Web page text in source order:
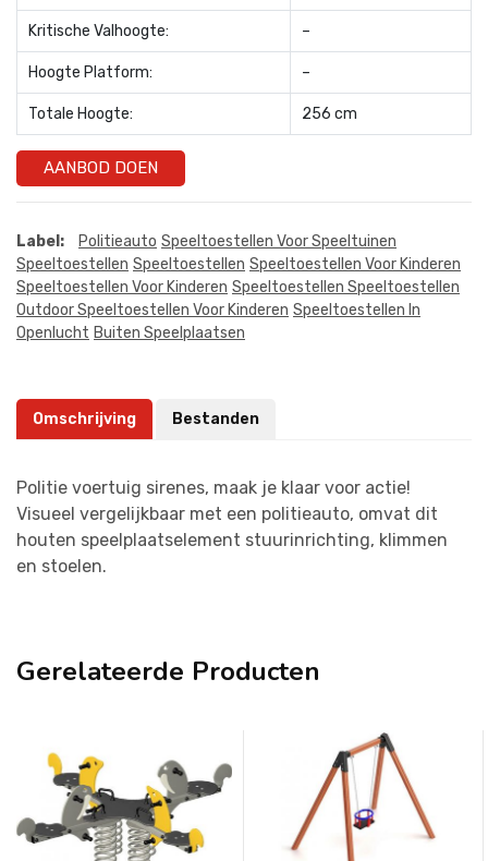
Kritische Valhoogte: –
Hoogte Platform: –
Totale Hoogte: 256 cm
AANBOD DOEN
Label: Politieauto Speeltoestellen Voor Speeltuinen
Speeltoestellen Speeltoestellen Speeltoestellen Voor Kinderen
Speeltoestellen Voor Kinderen Speeltoestellen Speeltoestellen
Outdoor Speeltoestellen Voor Kinderen Speeltoestellen In
Openlucht Buiten Speelplaatsen
Omschrijving Bestanden
Politie voertuig sirenes, maak je klaar voor actie!
Visueel vergelijkbaar met een politieauto, omvat dit
houten speelplaatselement stuurinrichting, klimmen
en stoelen.
Gerelateerde Producten